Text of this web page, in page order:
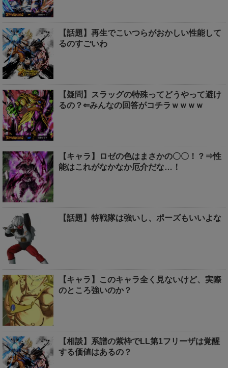
【話題】再生でこいつらがおかしい性能して
るのすごいわ
【疑問】スラッグの特殊ってどうやって避け
るの？⇐みんなの回答がコチラｗｗｗｗ
【キャラ】ロゼの色はまさかの〇〇！？⇒性
能はこれがなかなか厄介だな…！
【話題】特戦隊は強いし、ポーズもいいよな
【キャラ】このキャラ全く見ないけど、実際
のところ強いのか？
【相談】系譜の紫枠でLL第1フリーザは覚醒
する価値はあるの？